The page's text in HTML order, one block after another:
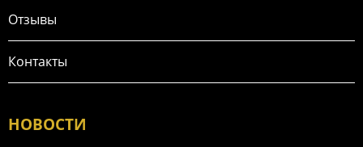
НОВОСТИ
Отзывы
Контакты